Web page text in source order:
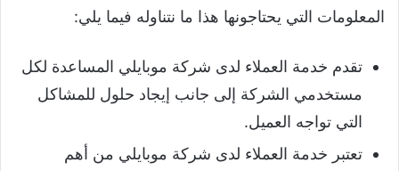
المعلومات التي يحتاجونها هذا ما نتناوله فيما يلي:
تقدم خدمة العملاء لدى شركة موبايلي المساعدة لكل
مستخدمي الشركة إلى جانب إيجاد حلول للمشاكل
التي تواجه العميل.
تعتبر خدمة العملاء لدى شركة موبايلي من أهم